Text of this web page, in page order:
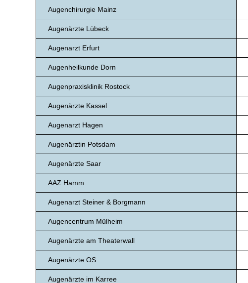
Augenchirurgie Mainz
Augenärzte Lübeck
Augenarzt Erfurt
Augenheilkunde Dorn
Augenpraxisklinik Rostock
Augenärzte Kassel
Augenarzt Hagen
Augenärztin Potsdam
Augenärzte Saar
AAZ Hamm
Augenarzt Steiner & Borgmann
Augencentrum Mülheim
Augenärzte am Theaterwall
Augenärzte OS
Augenärzte im Karree